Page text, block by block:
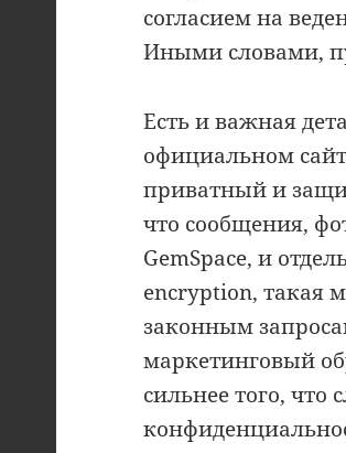
согласием на
Иными словами,
Есть и важная
официальном
приватный и
что сообщения,
GemSpace, и
encryption, такая
законным
маркетинговый
сильнее того, что